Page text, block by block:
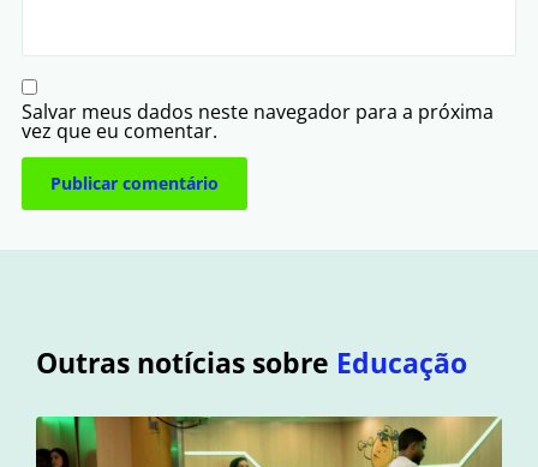
Salvar meus dados neste navegador para a próxima
vez que eu comentar.
Outras notícias sobre Educação